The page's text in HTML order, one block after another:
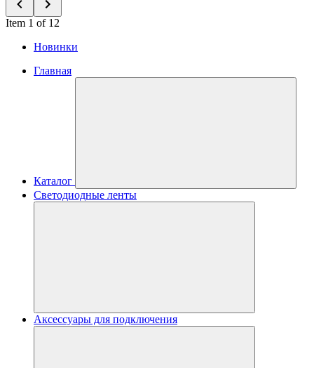
Item 1 of 12
Новинки
Главная
Каталог
Светодиодные ленты
Аксессуары для подключения